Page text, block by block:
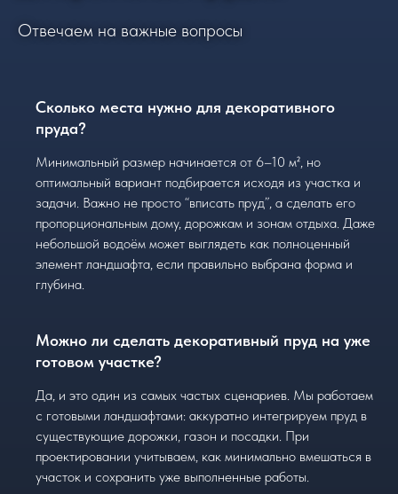
Отвечаем на важные вопросы
Сколько места нужно для декоративного
пруда?
Минимальный размер начинается от 6–10 м², но
оптимальный вариант подбирается исходя из участка и
задачи. Важно не просто “вписать пруд”, а сделать его
пропорциональным дому, дорожкам и зонам отдыха. Даже
небольшой водоём может выглядеть как полноценный
элемент ландшафта, если правильно выбрана форма и
глубина.
Можно ли сделать декоративный пруд на уже
готовом участке?
Да, и это один из самых частых сценариев. Мы работаем
с готовыми ландшафтами: аккуратно интегрируем пруд в
существующие дорожки, газон и посадки. При
проектировании учитываем, как минимально вмешаться в
участок и сохранить уже выполненные работы.